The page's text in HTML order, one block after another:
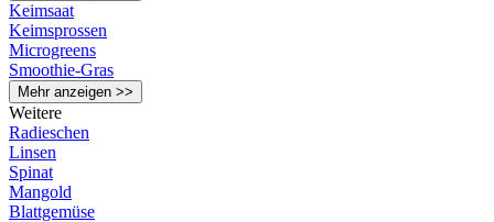
Keimsaat
Keimsprossen
Microgreens
Smoothie-Gras
Mehr anzeigen >>
Weitere
Radieschen
Linsen
Spinat
Mangold
Blattgemüse